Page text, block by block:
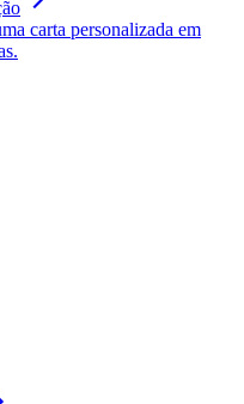
carta personalizada em